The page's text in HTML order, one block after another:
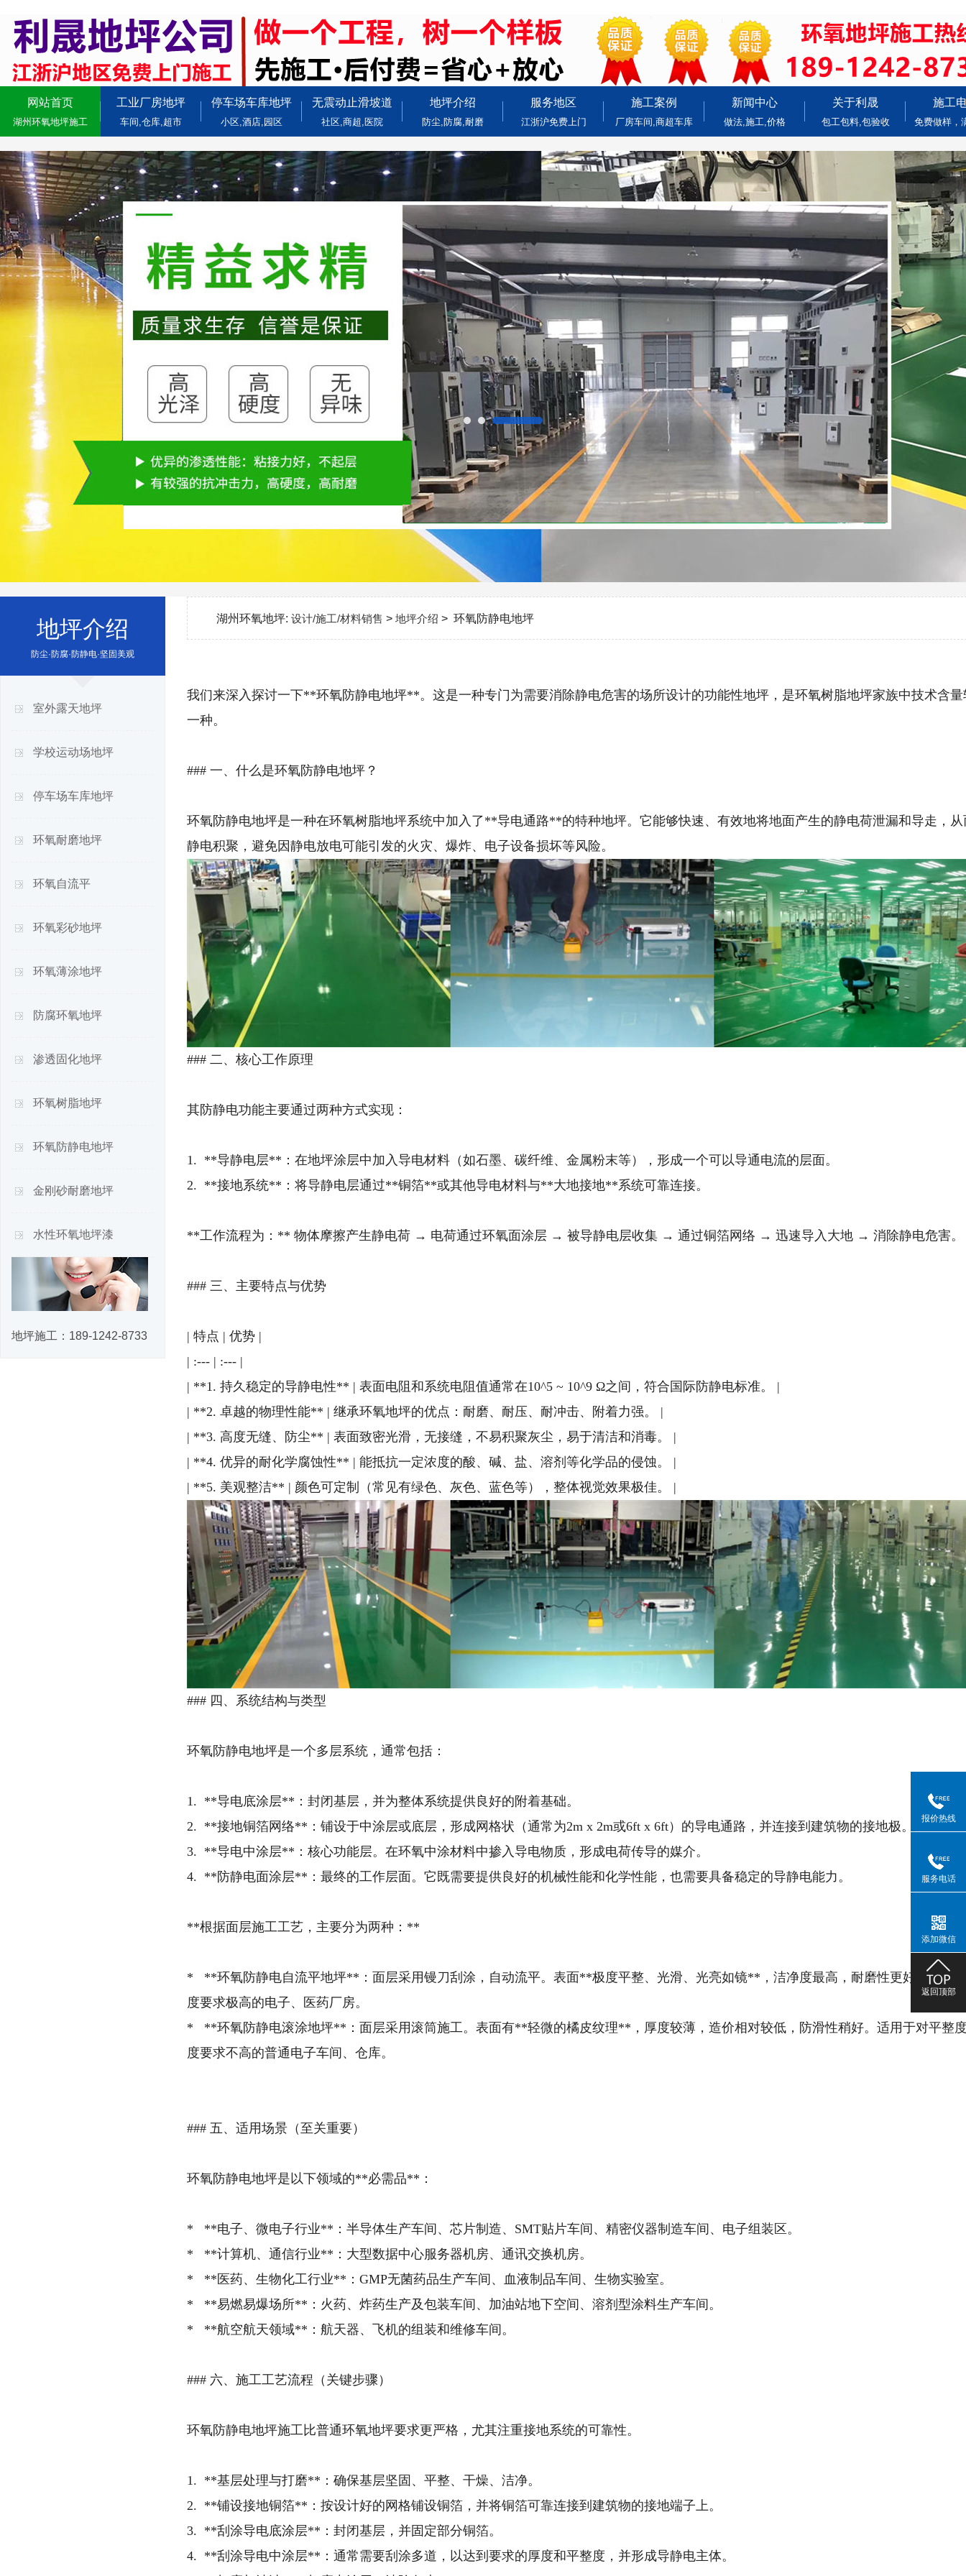
网站首页
湖州环氧地坪施工
工业厂房地坪
车间,仓库,超市
停车场车库地坪
小区,酒店,园区
无震动止滑坡道
社区,商超,医院
地坪介绍
防尘,防腐,耐磨
服务地区
江浙沪免费上门
施工案例
厂房车间,商超车库
新闻中心
做法,施工,价格
关于利晟
包工包料,包验收
施工
免费做样，
地坪介绍
防尘·防腐·防静电·坚固美观
室外露天地坪
学校运动场地坪
停车场车库地坪
环氧耐磨地坪
环氧自流平
环氧彩砂地坪
环氧薄涂地坪
防腐环氧地坪
渗透固化地坪
环氧树脂地坪
环氧防静电地坪
金刚砂耐磨地坪
水性环氧地坪漆
地坪施工： 189-1242-8733
湖州环氧地坪: 设计/施工/材料销售 > 地坪介绍 > 环氧防静电地坪
我们来深入探讨一下**环氧防静电地坪**。这是一种专门为需要消除静电危害的场所设计的功能性地坪，是环氧树脂地坪家族中技术含量
一种。
### 一、什么是环氧防静电地坪？
环氧防静电地坪是一种在环氧树脂地坪系统中加入了**导电通路**的特种地坪。它能够快速、有效地将地面产生的静电荷泄漏和导走，从
静电积聚，避免因静电放电可能引发的火灾、爆炸、电子设备损坏等风险。
### 二、核心工作原理
其防静电功能主要通过两种方式实现：
1. **导静电层**：在地坪涂层中加入导电材料（如石墨、碳纤维、金属粉末等），形成一个可以导通电流的层面。
2. **接地系统**：将导静电层通过**铜箔**或其他导电材料与**大地接地**系统可靠连接。
**工作流程为：** 物体摩擦产生静电荷 → 电荷通过环氧面涂层 → 被导静电层收集 → 通过铜箔网络 → 迅速导入大地 → 消除静电危害。
### 三、主要特点与优势
| 特点 | 优势 |
| :--- | :--- |
| **1. 持久稳定的导静电性** | 表面电阻和系统电阻值通常在10^5 ~ 10^9 Ω之间，符合国际防静电标准。 |
| **2. 卓越的物理性能** | 继承环氧地坪的优点：耐磨、耐压、耐冲击、附着力强。 |
| **3. 高度无缝、防尘** | 表面致密光滑，无接缝，不易积聚灰尘，易于清洁和消毒。 |
| **4. 优异的耐化学腐蚀性** | 能抵抗一定浓度的酸、碱、盐、溶剂等化学品的侵蚀。 |
| **5. 美观整洁** | 颜色可定制（常见有绿色、灰色、蓝色等），整体视觉效果极佳。 |
### 四、系统结构与类型
环氧防静电地坪是一个多层系统，通常包括：
1. **导电底涂层**：封闭基层，并为整体系统提供良好的附着基础。
2. **接地铜箔网络**：铺设于中涂层或底层，形成网格状（通常为2m x 2m或6ft x 6ft）的导电通路，并连接到建筑物的接地极。
3. **导电中涂层**：核心功能层。在环氧中涂材料中掺入导电物质，形成电荷传导的媒介。
4. **防静电面涂层**：最终的工作层面。它既需要提供良好的机械性能和化学性能，也需要具备稳定的导静电能力。
**根据面层施工工艺，主要分为两种：**
* **环氧防静电自流平地坪**：面层采用镘刀刮涂，自动流平。表面**极度平整、光滑、光亮如镜**，洁净度最高，耐磨性更好。适用
度要求极高的电子、医药厂房。
* **环氧防静电滚涂地坪**：面层采用滚筒施工。表面有**轻微的橘皮纹理**，厚度较薄，造价相对较低，防滑性稍好。适用于对平整
度要求不高的普通电子车间、仓库。
### 五、适用场景（至关重要）
环氧防静电地坪是以下领域的**必需品**：
* **电子、微电子行业**：半导体生产车间、芯片制造、SMT贴片车间、精密仪器制造车间、电子组装区。
* **计算机、通信行业**：大型数据中心服务器机房、通讯交换机房。
* **医药、生物化工行业**：GMP无菌药品生产车间、血液制品车间、生物实验室。
* **易燃易爆场所**：火药、炸药生产及包装车间、加油站地下空间、溶剂型涂料生产车间。
* **航空航天领域**：航天器、飞机的组装和维修车间。
### 六、施工工艺流程（关键步骤）
环氧防静电地坪施工比普通环氧地坪要求更严格，尤其注重接地系统的可靠性。
1. **基层处理与打磨**：确保基层坚固、平整、干燥、洁净。
2. **铺设接地铜箔**：按设计好的网格铺设铜箔，并将铜箔可靠连接到建筑物的接地端子上。
3. **刮涂导电底涂层**：封闭基层，并固定部分铜箔。
4. **刮涂导电中涂层**：通常需要刮涂多道，以达到要求的厚度和平整度，并形成导静电主体。
报价热线
服务电话
添加微信
返回顶部